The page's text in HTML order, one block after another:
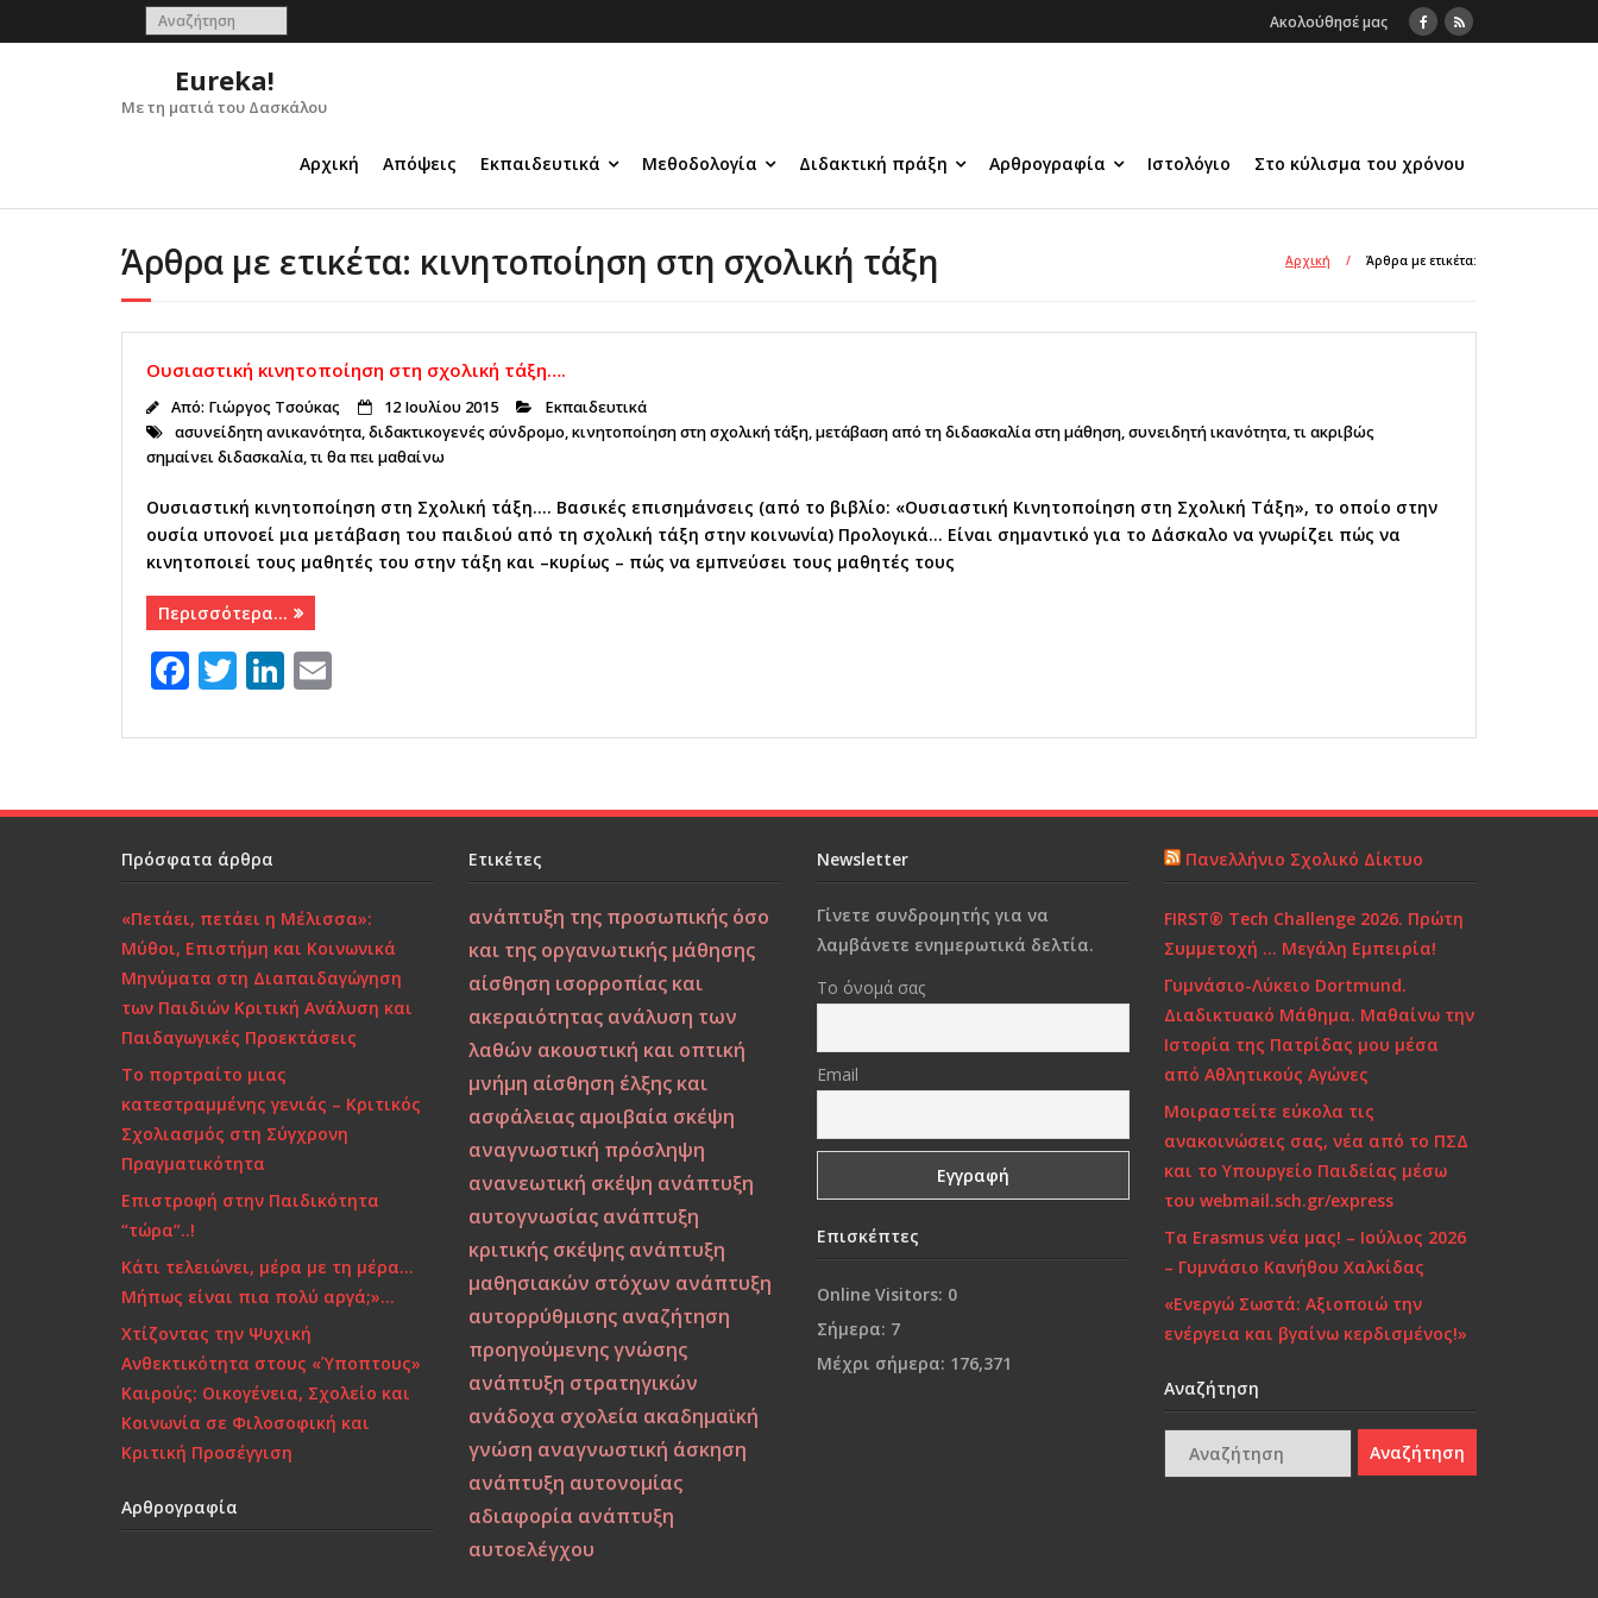
to
Ακολούθησέ μας
Eureka!
Με τη ματιά του Δασκάλου
Αρχική Απόψεις Εκπαιδευτικά Μεθοδολογία Διδακτική πράξη Αρθρογραφία Ιστολόγιο Στο κύλισμα του χρόνου
Άρθρα με ετικέτα: κινητοποίηση στη σχολική τάξη Αρχική / Άρθρα με ετικέτα:
Ουσιαστική κινητοποίηση στη σχολική τάξη….
Από: Γιώργος Τσούκας 12 Ιουλίου 2015
Εκπαιδευτικά
ασυνείδητη ανικανότητα,διδακτικογενές σύνδρομο,κινητοποίηση στη σχολική τάξη,μετάβαση από τη διδασκαλία στη μάθηση,συνειδητή ικανότητα,τι ακριβώς
σημαίνει διδασκαλία,τι θα πει μαθαίνω
Ουσιαστική κινητοποίηση στη Σχολική τάξη…. Βασικές επισημάνσεις (από το βιβλίο: «Ουσιαστική Κινητοποίηση στη Σχολική Τάξη», το οποίο στην
ουσία υπονοεί μια μετάβαση του παιδιού από τη σχολική τάξη στην κοινωνία) Προλογικά… Είναι σημαντικό για το Δάσκαλο να γνωρίζει πώς να
κινητοποιεί τους μαθητές του στην τάξη και –κυρίως – πώς να εμπνεύσει τους μαθητές τους
Περισσότερα…
F
c
b
o
o
k
T
it
r
Li
k
dI
ai
Πρόσφατα άρθρα
«Πετάει, πετάει η Μέλισσα»:
Μύθοι, Επιστήμη και Κοινωνικά
Μηνύματα στη Διαπαιδαγώγηση
των Παιδιών Κριτική Ανάλυση και
Παιδαγωγικές Προεκτάσεις
Το πορτραίτο μιας
κατεστραμμένης γενιάς – Κριτικός
Σχολιασμός στη Σύγχρονη
Πραγματικότητα
Επιστροφή στην Παιδικότητα
“τώρα”..!
Κάτι τελειώνει, μέρα με τη μέρα…
Μήπως είναι πια πολύ αργά;»…
Χτίζοντας την Ψυχική
Ανθεκτικότητα στους «Ύποπτους»
Καιρούς: Οικογένεια, Σχολείο και
Κοινωνία σε Φιλοσοφική και
Κριτική Προσέγγιση
Αρθρογραφία
Ετικέτες
ανάπτυξη της προσωπικής όσο
και της οργανωτικής μάθησης
αίσθηση ισορροπίας και
ακεραιότητας ανάλυση των
λαθών ακουστική και οπτική
μνήμη αίσθηση έλξης και
ασφάλειας αμοιβαία σκέψη
αναγνωστική πρόσληψη
ανανεωτική σκέψη ανάπτυξη
αυτογνωσίας ανάπτυξη
κριτικής σκέψης ανάπτυξη
μαθησιακών στόχων ανάπτυξη
αυτορρύθμισης αναζήτηση
προηγούμενης γνώσης
ανάπτυξη στρατηγικών
ανάδοχα σχολεία ακαδημαϊκή
γνώση αναγνωστική άσκηση
ανάπτυξη αυτονομίας
αδιαφορία ανάπτυξη
αυτοελέγχου
Newsletter
Γίνετε συνδρομητής για να
λαμβάνετε ενημερωτικά δελτία.
Το όνομά σας
Email
Επισκέπτες
Online Visitors: 0
Σήμερα: 7
Μέχρι σήμερα: 176,371
Πανελλήνιο Σχολικό Δίκτυο
FIRST® Tech Challenge 2026. Πρώτη
Συμμετοχή … Μεγάλη Εμπειρία!
Γυμνάσιο-Λύκειο Dortmund.
Διαδικτυακό Μάθημα. Μαθαίνω την
Ιστορία της Πατρίδας μου μέσα
από Αθλητικούς Αγώνες
Μοιραστείτε εύκολα τις
ανακοινώσεις σας, νέα από το ΠΣΔ
και το Υπουργείο Παιδείας μέσω
του webmail.sch.gr/express
Τα Erasmus νέα μας! – Ιούλιος 2026
– Γυμνάσιο Κανήθου Χαλκίδας
«Ενεργώ Σωστά: Αξιοποιώ την
ενέργεια και βγαίνω κερδισμένος!»
Αναζήτηση